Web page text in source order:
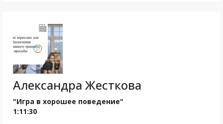
Александра Жесткова
"Игра в хорошее поведение"
1:11:30